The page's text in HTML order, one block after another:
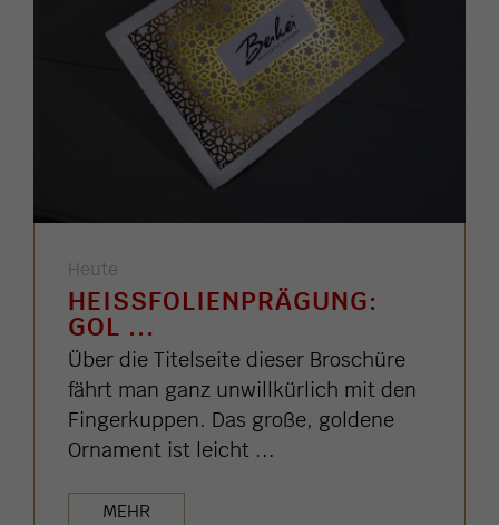
Heute
HEISSFOLIENPRÄGUNG: G
OL ...
Über die Titelseite dieser Broschüre
fährt man ganz unwillkürlich mit den
Fingerkuppen. Das große, goldene
Ornament ist leicht ...
MEHR